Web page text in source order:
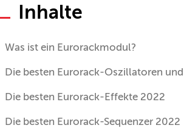
Inhalte
Was ist ein Eurorackmodul?
Die besten Eurorack-Oszillatoren
Die besten Eurorack-Effekte 2022
Die besten Eurorack-Sequenzer 2022